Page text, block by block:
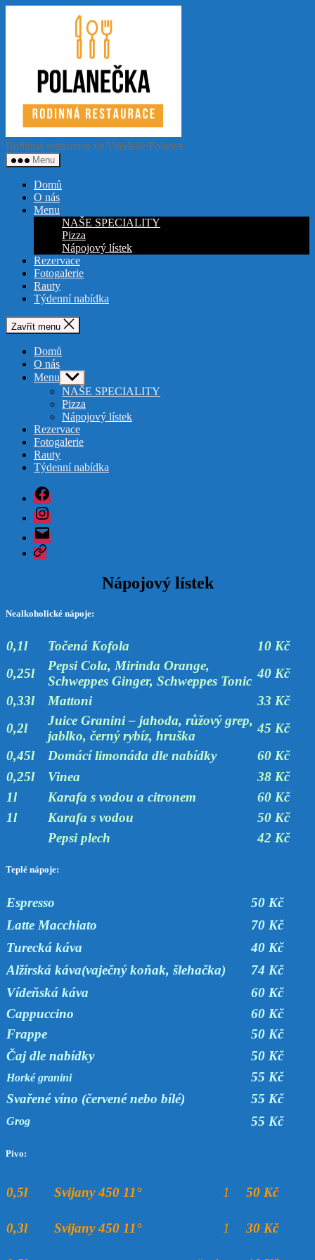
Rodinná restaurace ve Valašské Polance
Menu
Domů
O nás
Menu
NAŠE SPECIALITY
Pizza
Nápojový lístek
Rezervace
Fotogalerie
Rauty
Týdenní nabídka
Zavřít menu
Domů
O nás
Menu Zobrazit
podmenu
NAŠE SPECIALITY
Pizza
Nápojový lístek
Rezervace
Fotogalerie
Rauty
Týdenní nabídka
Facebook
Instagram
Email
Google
Nápojový lístek
Nealkoholické nápoje:
0,1l Točená Kofola
10 Kč
0,25l
Pepsi Cola, Mirinda Orange,
Schweppes Ginger, Schweppes Tonic
40 Kč
0,33l
Mattoni
33 Kč
0,2l
Juice Granini – jahoda, růžový grep,
jablko, černý rybíz, hruška
45 Kč
0,45l
Domácí limonáda dle nabídky
60 Kč
0,25l
Vinea
38 Kč
1l
Karafa s vodou a citronem
60 Kč
1l
Karafa s vodou
50 Kč
Pepsi plech
42 Kč
Teplé nápoje:
Espresso
50 Kč
Latte Macchiato
70 Kč
Turecká káva
40 Kč
Alžírská káva(vaječný koňak, šlehačka)
74 Kč
Vídeňská káva
60 Kč
Cappuccino
60 Kč
Frappe
50 Kč
Čaj dle nabídky
50 Kč
Horké granini
55 Kč
Svařené víno (červené nebo bílé)
55 Kč
Grog 55 Kč
Pivo:
0,5l Svijany 450 11° 1 50 Kč
0,3l Svijany 450 11° 1 30 Kč